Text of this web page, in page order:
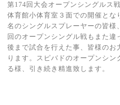
第174回大会オープンシングルス
体育館小体育室３面での開催とな
名のシングルスプレーヤーの皆様
回のオープンシングル戦もまた違
後まで試合を行えた事、皆様のお
ります。スピバドのオープンシ
る様、引き続き精進致します。